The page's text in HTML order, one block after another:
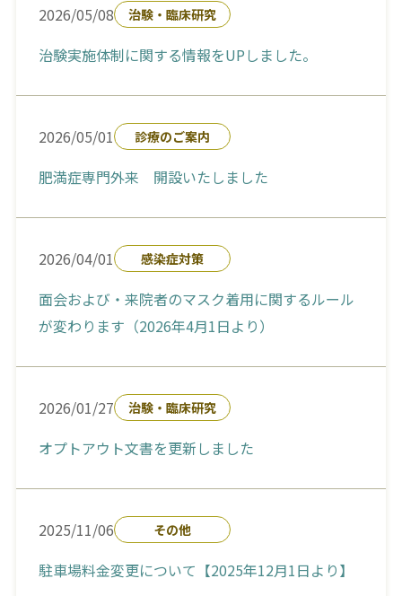
2026/05/08 治験・臨床研究
治験実施体制に関する情報をUPしました。
2026/05/01 診療のご案内
肥満症専門外来 開設いたしました
2026/04/01 感染症対策
面会および・来院者のマスク着用に関するルール
が変わります（2026年4月1日より）
2026/01/27 治験・臨床研究
オプトアウト文書を更新しました
2025/11/06 その他
駐車場料金変更について【2025年12月1日より】